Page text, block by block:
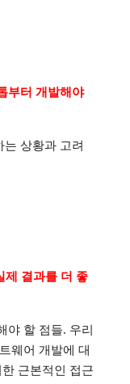
부터 개발해야
상황과 고려
제 결과를 더 좋
야 할 점들. 우리
웨어 개발에 대
근본적인 접근